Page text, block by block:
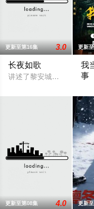
更新至第16集 3.0
长夜如歌
讲述了黎安城大郡主棠溪
更新
我
事
更新至第08集 4.0 更新